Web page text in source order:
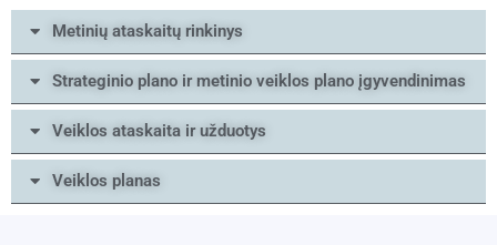
Metinių ataskaitų rinkinys
Strateginio plano ir metinio veiklos plano įgyvendinimas
Veiklos ataskaita ir užduotys
Veiklos planas